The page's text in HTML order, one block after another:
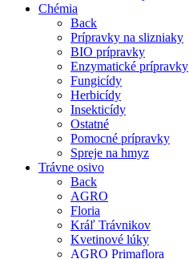
Chémia
Back
Prípravky na slizniaky
BIO prípravky
Enzymatické prípravky
Fungicídy
Herbicídy
Insekticídy
Ostatné
Pomocné prípravky
Spreje na hmyz
Trávne osivo
Back
AGRO
Floria
Kráľ Trávnikov
Kvetinové lúky
AGRO Primaflora